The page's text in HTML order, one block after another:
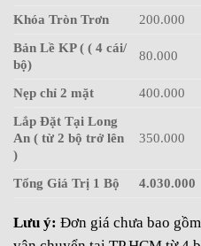
Khóa Tròn Trơn 200.000
Bản Lề KP ( ( 4 cái/
bộ)
80.000
Nẹp chỉ 2 mặt 400.000
Lắp Đặt Tại Long
An ( từ 2 bộ trở lên
)
350.000
Tổng Giá Trị 1 Bộ 4.030.000
Lưu ý: Đơn giá chưa bao